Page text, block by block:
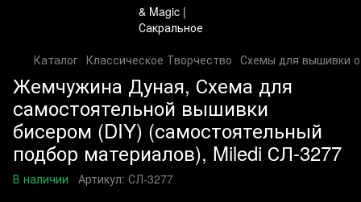
Каталог Классическое Творчество Схемы для вышивки
Жемчужина Дуная, Схема для
самостоятельной вышивки
бисером (DIY) (самостоятельный
подбор материалов), Miledi СЛ-3277
В наличии Артикул: СЛ-3277